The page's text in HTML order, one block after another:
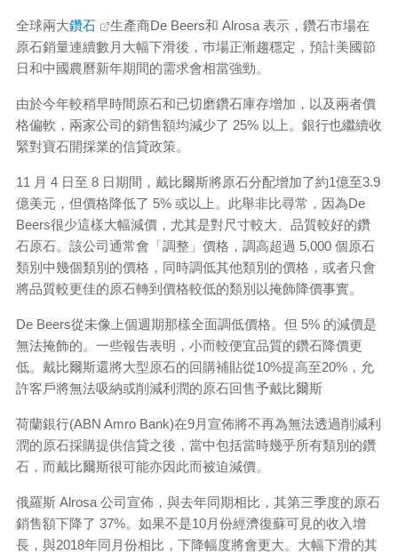
全球兩大鑽石
生產商De Beers和 Alrosa 表示，鑽石市場在
原石銷量連續數月大幅下滑後，巿場正漸趨穩定，預計美國節
日和中國農曆新年期間的需求會相當強勁。
由於今年較稍早時間原石和已切磨鑽石庫存增加，以及兩者價
格偏軟，兩家公司的銷售額均減少了 25% 以上。銀行也繼續收
緊對寶石開採業的信貸政策。
11 月 4 日至 8 日期間，戴比爾斯將原石分配增加了約1億至3.9
億美元，但價格降低了 5% 或以上。此舉非比尋常，因為De
Beers很少這樣大幅減價，尤其是對尺寸較大、品質較好的鑽
石原石。該公司通常會「調整」價格，調高超過 5,000 個原石
類別中幾個類別的價格，同時調低其他類別的價格，或者只會
將品質較更佳的原石轉到價格較低的類別以掩飾降價事實。
De Beers從未像上個週期那樣全面調低價格。但 5% 的減價是
無法掩飾的。一些報告表明，小而較便宜品質的鑽石降價更
低。戴比爾斯還將大型原石的回購補貼從10%提高至20%，允
許客戶將無法吸納或削減利潤的原石回售予戴比爾斯
荷蘭銀行(ABN Amro Bank)在9月宣佈將不再為無法透過削減利
潤的原石採購提供信貸之後，當中包括當時幾乎所有類別的鑽
石，而戴比爾斯很可能亦因此而被迫減價。
俄羅斯 Alrosa 公司宣佈，與去年同期相比，其第三季度的原石
銷售額下降了 37%。如果不是10月份經濟復蘇可見的收入增
長，與2018年同月份相比，下降幅度將會更大。大幅下滑的其